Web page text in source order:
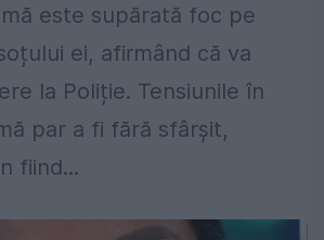
este supărată foc pe
ei, afirmând că va
la Poliție. Tensiunile în
par a fi fără sfârșit,
fiind...